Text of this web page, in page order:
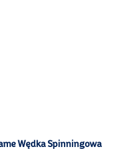
Wędka Spinningowa